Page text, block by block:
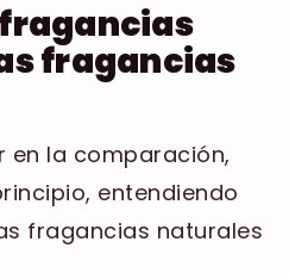
fragancias
fragancias
en la comparación,
entendiendo
fragancias naturales